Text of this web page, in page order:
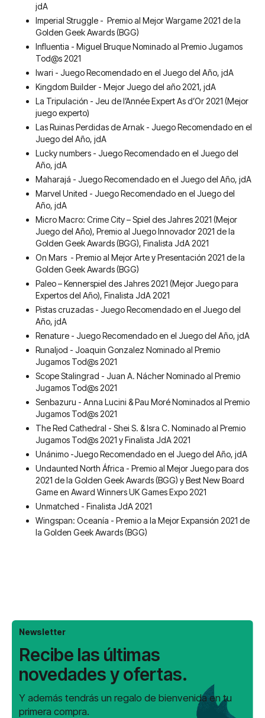
jdA
Imperial Struggle - Premio al Mejor Wargame 2021 de la
Golden Geek Awards (BGG)
Influentia - Miguel Bruque Nominado al Premio Jugamos
Tod@s 2021
Iwari - Juego Recomendado en el Juego del Año, jdA
Kingdom Builder - Mejor Juego del año 2021, jdA
La Tripulación - Jeu de l’Année Expert As d’Or 2021 (Mejor
juego experto)
Las Ruinas Perdidas de Arnak - Juego Recomendado en el
Juego del Año, jdA
Lucky numbers - Juego Recomendado en el Juego del
Año, jdA
Maharajá - Juego Recomendado en el Juego del Año, jdA
Marvel United - Juego Recomendado en el Juego del
Año, jdA
Micro Macro: Crime City – Spiel des Jahres 2021 (Mejor
Juego del Año), Premio al Juego Innovador 2021 de la
Golden Geek Awards (BGG), Finalista JdA 2021
On Mars - Premio al Mejor Arte y Presentación 2021 de la
Golden Geek Awards (BGG)
Paleo – Kennerspiel des Jahres 2021 (Mejor Juego para
Expertos del Año), Finalista JdA 2021
Pistas cruzadas - Juego Recomendado en el Juego del
Año, jdA
Renature - Juego Recomendado en el Juego del Año, jdA
Runaljod - Joaquin Gonzalez Nominado al Premio
Jugamos Tod@s 2021
Scope Stalingrad - Juan A. Nácher Nominado al Premio
Jugamos Tod@s 2021
Senbazuru - Anna Lucini & Pau Moré Nominados al Premio
Jugamos Tod@s 2021
The Red Cathedral - Shei S. & Isra C. Nominado al Premio
Jugamos Tod@s 2021 y Finalista JdA 2021
Unánimo -Juego Recomendado en el Juego del Año, jdA
Undaunted North África - Premio al Mejor Juego para dos
2021 de la Golden Geek Awards (BGG) y Best New Board
Game en Award Winners UK Games Expo 2021
Unmatched - Finalista JdA 2021
Wingspan: Oceanía - Premio a la Mejor Expansión 2021 de
la Golden Geek Awards (BGG)
Newsletter
Recibe las últimas
novedades y ofertas.
Y además tendrás un regalo de bienvenida en tu
primera compra.